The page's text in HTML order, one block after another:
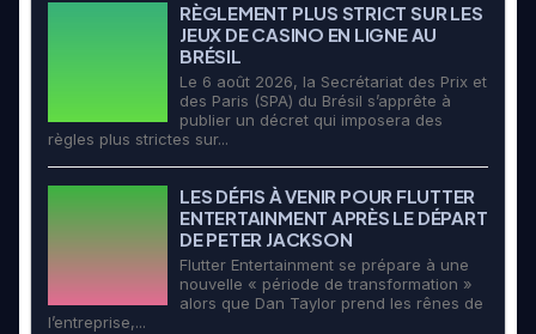
RÈGLEMENT PLUS STRICT SUR LES
JEUX DE CASINO EN LIGNE AU
BRÉSIL
Le 6 août 2026, la Secrétariat des Prix et
des Paris (SPA) du Brésil s’apprête à
publier un décret qui imposera des
règles plus strictes sur...
LES DÉFIS À VENIR POUR FLUTTER
ENTERTAINMENT APRÈS LE DÉPART
DE PETER JACKSON
Flutter Entertainment se prépare à une
nouvelle « période de transformation »
alors que Dan Taylor prend les rênes de
l’entreprise,...